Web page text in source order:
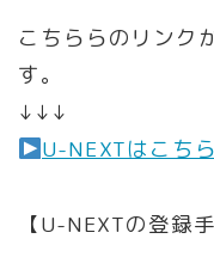
こちららのリンク
す。
↓↓↓
U-NEXTはこちら
【U-NEXTの登録手